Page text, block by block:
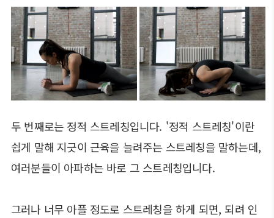
두 번째로는 정적 스트레칭입니다. '정적 스트레칭'이란
쉽게 말해 지긋이 근육을 늘려주는 스트레칭을 말하는데,
여러분들이 아파하는 바로 그 스트레칭입니다.
그러나 너무 아플 정도로 스트레칭을 하게 되면, 되려 인